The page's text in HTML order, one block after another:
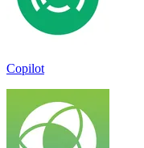
Copilot